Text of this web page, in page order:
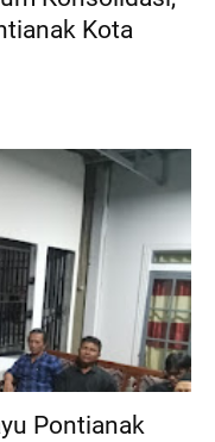
Kota
Pontianak